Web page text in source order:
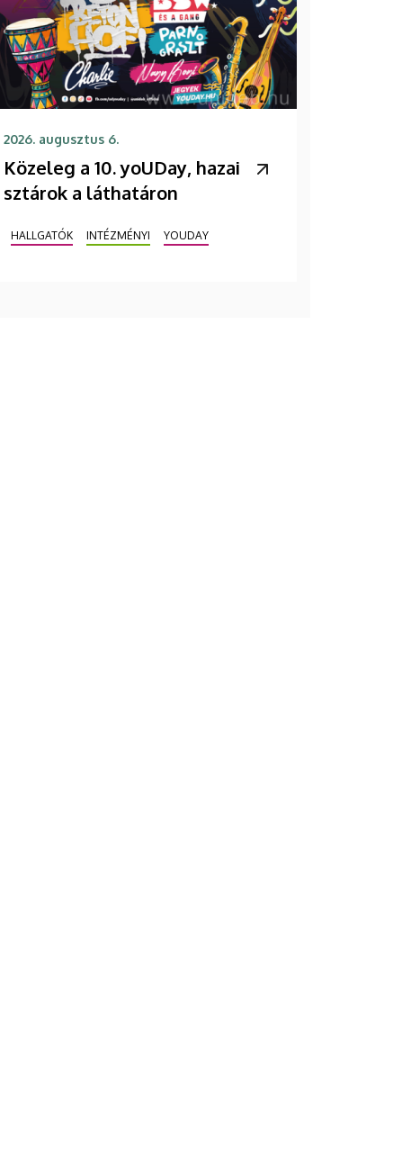
2026. augusztus 6.
Közeleg a 10. yoUDay, hazai
sztárok a láthatáron
HALLGATÓK INTÉZMÉNYI YOUDAY